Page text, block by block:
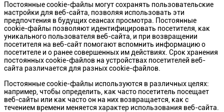
Постоянные cookie-файлы могут сохранять пользовательские
настройки для веб-сайта, позволяя использовать эти
предпочтения в будущих сеансах просмотра. Постоянные
cookie-файлы позволяют идентифицировать посетителя, как
уникального пользователя веб-сайта, и при возвращении
посетителя на веб-сайт помогают вспомнить информацию о
посетителе и о ранее совершенных им действиях. Срок хранения
постоянных cookie-файлов на устройствах посетителей веб-
сайта различается для разных cookie-файлов.
Постоянные cookie-файлы используются в различных целях:
например, чтобы определить, как часто посетитель посещает
веб-сайты или как часто он на них возвращается, как с
течением времени меняется характер использования веб-сайта.